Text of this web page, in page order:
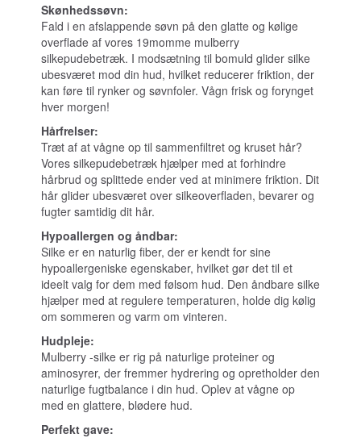
Skønhedssøvn:
Fald i en afslappende søvn på den glatte og kølige
overflade af vores 19momme mulberry
silkepudebetræk. I modsætning til bomuld glider silke
ubesværet mod din hud, hvilket reducerer friktion, der
kan føre til rynker og søvnfoler. Vågn frisk og forynget
hver morgen!
Hårfrelser:
Træt af at vågne op til sammenfiltret og kruset hår?
Vores silkepudebetræk hjælper med at forhindre
hårbrud og splittede ender ved at minimere friktion. Dit
hår glider ubesværet over silkeoverfladen, bevarer og
fugter samtidig dit hår.
Hypoallergen og åndbar:
Silke er en naturlig fiber, der er kendt for sine
hypoallergeniske egenskaber, hvilket gør det til et
ideelt valg for dem med følsom hud. Den åndbare silke
hjælper med at regulere temperaturen, holde dig kølig
om sommeren og varm om vinteren.
Hudpleje:
Mulberry -silke er rig på naturlige proteiner og
aminosyrer, der fremmer hydrering og opretholder den
naturlige fugtbalance i din hud. Oplev at vågne op
med en glattere, blødere hud.
Perfekt gave: